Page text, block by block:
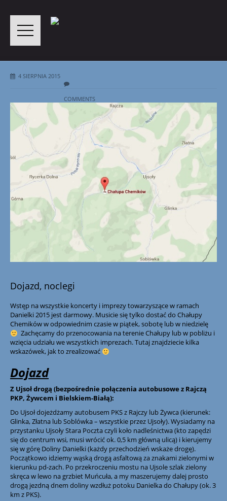
4 SIERPNIA 2015
COMMENTS
Dojazd, noclegi
Wstęp na wszystkie koncerty i imprezy towarzyszące w ramach
Danielki 2015 jest darmowy. Musicie się tylko dostać do Chałupy
Chemików w odpowiednim czasie w piątek, sobotę lub w niedzielę
Zachęcamy do przenocowania na terenie Chałupy lub w pobliżu i
wzięcia udziału we wszystkich imprezach. Tutaj znajdziecie kilka
wskazówek, jak to zrealizować
Dojazd
Z Ujsoł drogą (bezpośrednie połączenia autobusowe z Rajczą
PKP, Żywcem i Bielskiem-Białą):
Do Ujsoł dojeżdżamy autobusem PKS z Rajczy lub Żywca (kierunek:
Glinka, Złatna lub Soblówka – wszystkie przez Ujsoły). Wysiadamy na
przystanku Ujsoły Stara Poczta czyli koło nadleśnictwa (kto zapędzi
się do centrum wsi, musi wrócić ok. 0,5 km główną ulicą) i kierujemy
się w górę Doliny Danielki (każdy przechodzień wskaże drogę).
Początkowo idziemy wąską drogą asfaltową za znakami zielonymi w
kierunku pd-zach. Po przekroczeniu mostu na Ujsole szlak zielony
skręca w lewo na grzbiet Muńcuła, a my maszerujemy dalej prosto
drogą jezdną dnem doliny wzdłuż potoku Danielka do Chałupy (ok. 3
km z PKS).